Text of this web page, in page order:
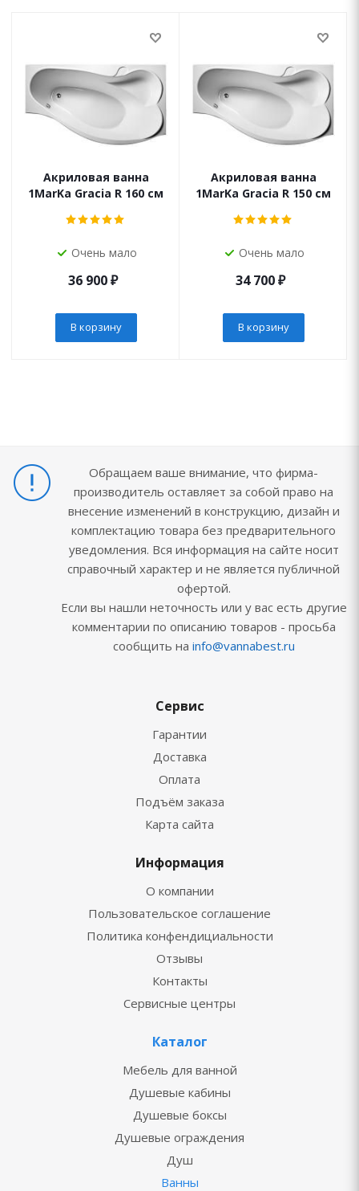
Акриловая ванна
1MarKa Gracia R 160 см
Очень мало
36 900₽
В корзину
Акриловая ванна
1MarKa Gracia R 150 см
Очень мало
34 700₽
В корзину
Обращаем ваше внимание, что фирма-
производитель оставляет за собой право на
внесение изменений в конструкцию, дизайн и
комплектацию товара без предварительного
уведомления. Вся информация на сайте носит
справочный характер и не является публичной
офертой.
Если вы нашли неточность или у вас есть другие
комментарии по описанию товаров - просьба
сообщить на info@vannabest.ru
Сервис
Гарантии
Доставка
Оплата
Подъём заказа
Карта сайта
Информация
О компании
Пользовательское соглашение
Политика конфендициальности
Отзывы
Контакты
Сервисные центры
Каталог
Мебель для ванной
Душевые кабины
Душевые боксы
Душевые ограждения
Душ
Ванны